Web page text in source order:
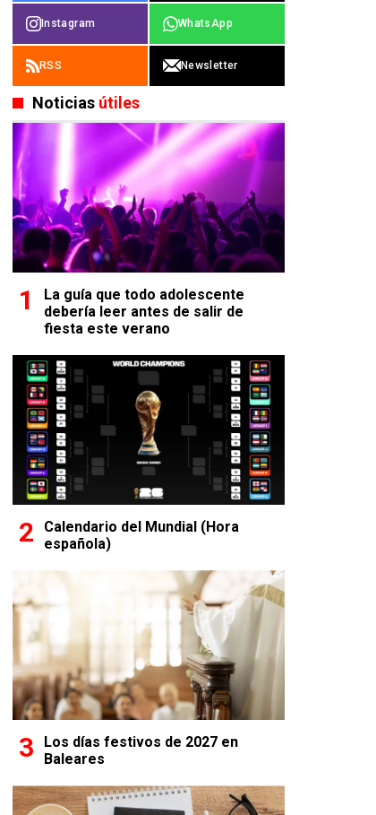
Instagram WhatsApp
RSS Newsletter
Noticias útiles
La guía que todo adolescente
debería leer antes de salir de
fiesta este verano
Calendario del Mundial (Hora
española)
Los días festivos de 2027 en
Baleares